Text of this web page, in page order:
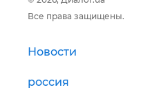
Все права защищены.
Новости
россия